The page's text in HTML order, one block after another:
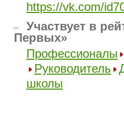
https://vk.com/
–
Участвует в
Первых»
Профессионалы
Руководитель
школы